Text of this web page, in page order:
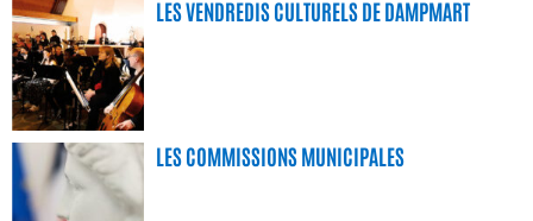
LES VENDREDIS CULTURELS DE DAMPMART
LES COMMISSIONS MUNICIPALES